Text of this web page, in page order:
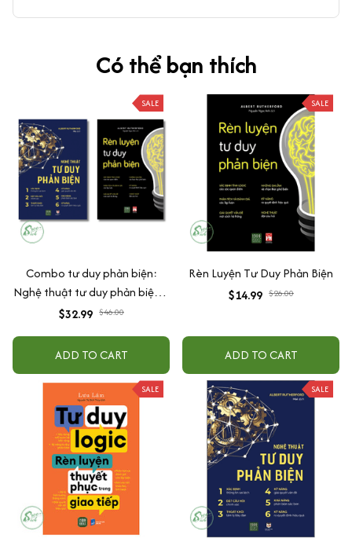
Có thể bạn thích
SALE
Combo tư duy phản biện:
Nghệ thuật tư duy phản biện +
Rèn luyện tư duy phản biện
$32.99 $46.00
ADD TO CART
SALE
Rèn Luyện Tư Duy Phản Biện
$14.99 $26.00
ADD TO CART
SALE SALE